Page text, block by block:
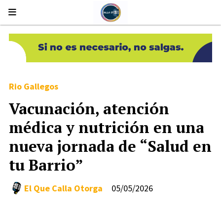
Vacunación, atención
médica y nutrición en una
nueva jornada de “Salud en
tu Barrio”
Rio Gallegos
05/05/2026
El Que Calla Otorga